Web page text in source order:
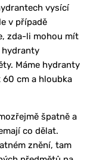
vysící
v případě
zda-li mohou mít
hydranty
Máme hydranty
cm a hloubka
špatně a
co dělat.
znění, tam